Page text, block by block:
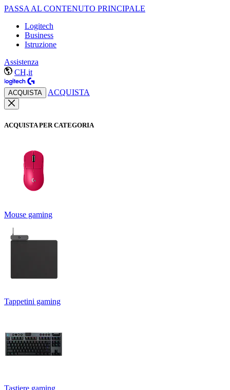
PASSA AL CONTENUTO PRINCIPALE
Logitech
Business
Istruzione
Assistenza
CH,it
ACQUISTA ACQUISTA
ACQUISTA PER CATEGORIA
Mouse gaming
Tappetini gaming
Tastiere gaming